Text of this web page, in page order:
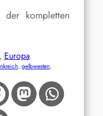
kompletten
Europa
, gelbwesten